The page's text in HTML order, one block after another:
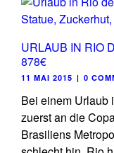
URLAUB IN RIO
878€
11 MAI 2015 | 0
Bei einem Urlaub
zuerst an die
Brasiliens